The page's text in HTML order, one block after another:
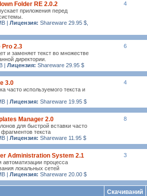
Folder RE 2.0.2
приложения перед
| Лицензия: Shareware 29.95 $,
4
Pro 2.3
и заменяет текст во множестве
директории.
| Лицензия: Shareware 29.95 $
6
3.0
часто используемого текста и
| Лицензия: Shareware 19.95 $
4
Manager 2.0
для быстрой вставки часто
текста
| Лицензия: Shareware 11.95 $
8
Administration System 2.1
автоматизации процесса
локальных сетей
| Лицензия: Shareware 20.00 $
3
Скачиваний